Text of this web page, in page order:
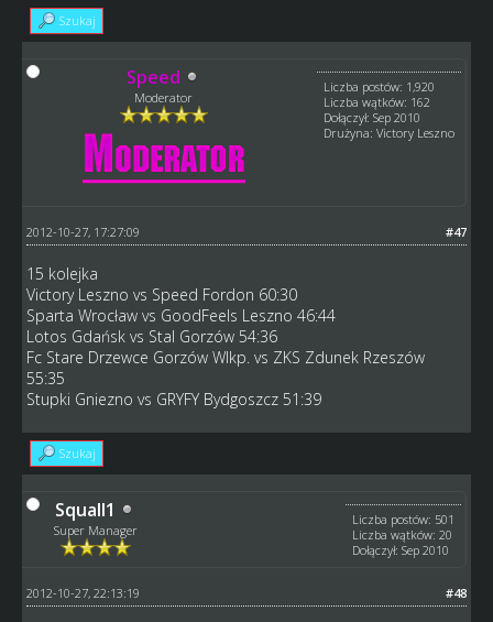
Szukaj
Speed
Moderator
Liczba postów: 1,920
Liczba wątków: 162
Dołączył: Sep 2010
Drużyna: Victory Leszno
#47
2012-10-27, 17:27:09
15 kolejka
Victory Leszno vs Speed Fordon 60:30
Sparta Wrocław vs GoodFeels Leszno 46:44
Lotos Gdańsk vs Stal Gorzów 54:36
Fc Stare Drzewce Gorzów Wlkp. vs ZKS Zdunek Rzeszów
55:35
Stupki Gniezno vs GRYFY Bydgoszcz 51:39
Szukaj
Squall1
Super Manager
Liczba postów: 501
Liczba wątków: 20
Dołączył: Sep 2010
#48
2012-10-27, 22:13:19